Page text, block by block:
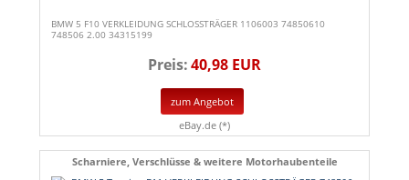
BMW 5 F10 VERKLEIDUNG SCHLOSSTRÄGER 1106003 74850610
748506 2.00 34315199
Preis:40,98 EUR
zum Angebot
eBay.de (*)
Scharniere, Verschlüsse & weitere Motorhaubenteile